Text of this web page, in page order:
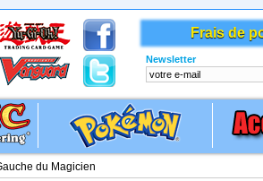
du Magicien
Frais de
Newsletter